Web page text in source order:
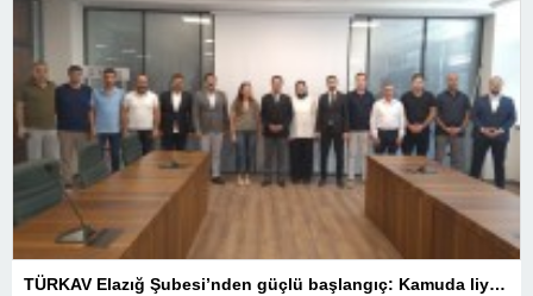
TÜRKAV Elazığ Şubesi’nden güçlü başlangıç: Kamuda liyakatin en gür sesi olacağız